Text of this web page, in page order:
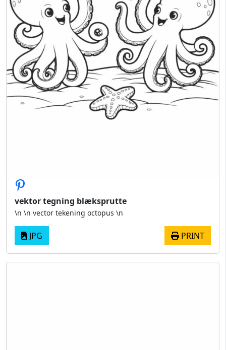
vektor tegning blæksprutte
\n \n vector tekening octopus \n
JPG PRINT